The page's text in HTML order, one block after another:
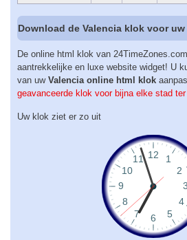
Download de Valencia klok voor
De online html klok van
aantrekkelijke en luxe website widget! U
van uw Valencia online html klok
geavanceerde klok voor bijna elke stad ter
Uw klok ziet er zo uit